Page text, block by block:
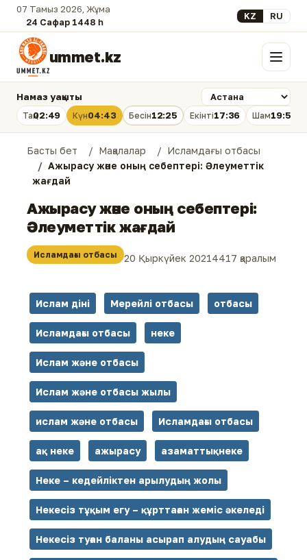
07 Тамыз 2026, Жұма
24 Сафар 1448 һ.
Select your
KZ RU
ummet.kz Мәзір
Намаз уақыты
Таң02:49 Күн04:43 Бесін12:25 Екінті17:36 Шам19:56
Басты бет Мақалалар
Исламдағы отбасы
Ажырасу және оның себептері: Әлеуметтік
жағдай
Ажырасу және оның себептері:
Әлеуметтік жағдай
Исламдағы отбасы 20 Қыркүйек 20214417 қаралым
Ислам діні Мерейлі отбасы отбасы
Исламдағы отбасы неке
Ислам және отбасы
Ислам және отбасы жылы
ислам және отбасы Исламдағы отбасы
ақ неке ажырасу азаматтықнеке
Неке – кедейліктен арылудың жолы
Некесіз тұқым егу – құрттаған жеміс әкеледі
Некесіз туған баланы асырап алудың сауабы